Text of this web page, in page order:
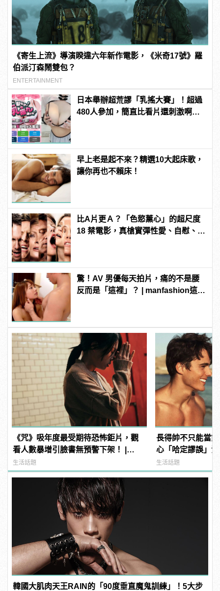
《寄生上流》導演睽違六年新作電影，《米奇17號》羅
伯派汀森鬧雙包？
ENTERTAINMENT
日本舉辦超荒謬「乳搖大賽」！超過
480人參加，簡直比看片還刺激啊！ |
早上老是起不來？精選10大起床歌，
讓你再也不賴床！
比A片更Ａ？「色慾薰心」的超尺度
18 禁電影，真槍實彈性愛、自慰、
驚！AV 男優每天拍片，痛的不是腰
反而是「這裡」？ | manfashion這樣
《咒》吸年度最受期待恐怖鉅片，觀
看人數暴增引臉書無預警下架！ |
manfashion這樣變型男
生活話題
長得帥不只能當
心「哈定謬誤」
生活話題
韓國大肌肉天王RAIN的「90度垂直魔鬼訓練」！5大步